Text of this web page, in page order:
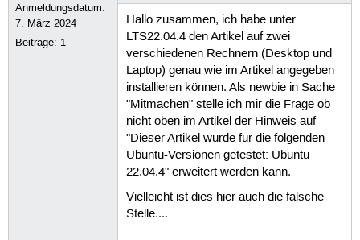
Anmeldungsdatum:
7. März 2024
Beiträge: 1
Hallo zusammen, ich habe unter
LTS22.04.4 den Artikel auf zwei
verschiedenen Rechnern (Desktop und
Laptop) genau wie im Artikel angegeben
installieren können. Als newbie in Sache
"Mitmachen" stelle ich mir die Frage ob
nicht oben im Artikel der Hinweis auf
"Dieser Artikel wurde für die folgenden
Ubuntu-Versionen getestet: Ubuntu
22.04.4" erweitert werden kann.
Vielleicht ist dies hier auch die falsche
Stelle....